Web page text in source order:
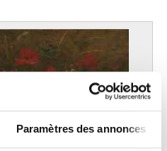
Paramètres des annonces